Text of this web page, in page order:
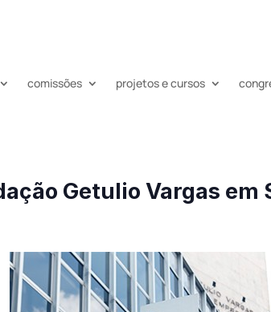
comissões projetos e cursos
Getulio Vargas em